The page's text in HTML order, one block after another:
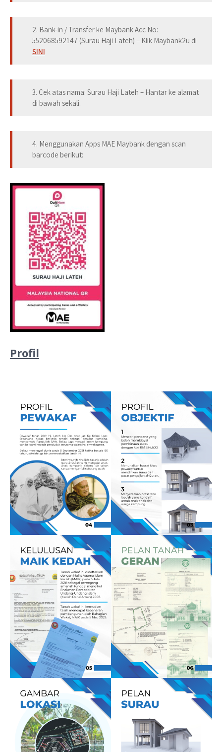
2. Bank-in / Transfer ke Maybank Acc No:
552068592147 (Surau Haji Lateh) – Klik Maybank2u di
SINI
3. Cek atas nama: Surau Haji Lateh – Hantar ke alamat
di bawah sekali.
4. Menggunakan Apps MAE Maybank dengan scan
barcode berikut:
Profil